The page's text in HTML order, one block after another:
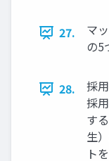
27.
マ
の5
28.
採
採
す
生
ト